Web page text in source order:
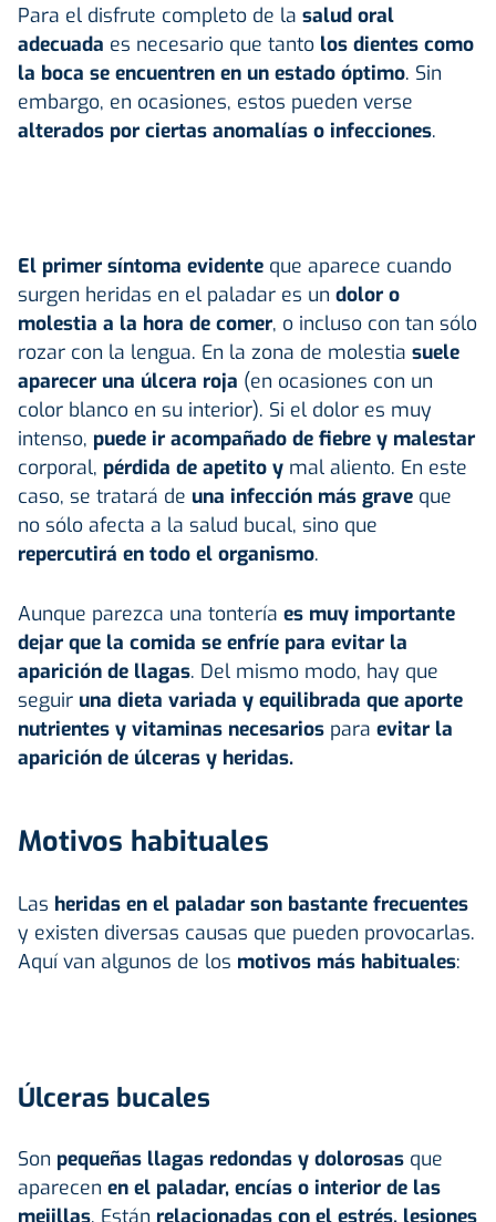
Para el disfrute completo de la salud oral
adecuada es necesario que tanto los dientes como
la boca se encuentren en un estado óptimo. Sin
embargo, en ocasiones, estos pueden verse
alterados por ciertas anomalías o infecciones.
El primer síntoma evidente que aparece cuando
surgen heridas en el paladar es un dolor o
molestia a la hora de comer, o incluso con tan sólo
rozar con la lengua. En la zona de molestia suele
aparecer una úlcera roja (en ocasiones con un
color blanco en su interior). Si el dolor es muy
intenso, puede ir acompañado de fiebre y malestar
corporal, pérdida de apetito y mal aliento. En este
caso, se tratará de una infección más grave que
no sólo afecta a la salud bucal, sino que
repercutirá en todo el organismo.
Aunque parezca una tontería es muy importante
dejar que la comida se enfríe para evitar la
aparición de llagas. Del mismo modo, hay que
seguir una dieta variada y equilibrada que aporte
nutrientes y vitaminas necesarios para evitar la
aparición de úlceras y heridas.
Motivos habituales
Las heridas en el paladar son bastante frecuentes
y existen diversas causas que pueden provocarlas.
Aquí van algunos de los motivos más habituales:
Úlceras bucales
Son pequeñas llagas redondas y dolorosas que
aparecen en el paladar, encías o interior de las
mejillas. Están relacionadas con el estrés, lesiones